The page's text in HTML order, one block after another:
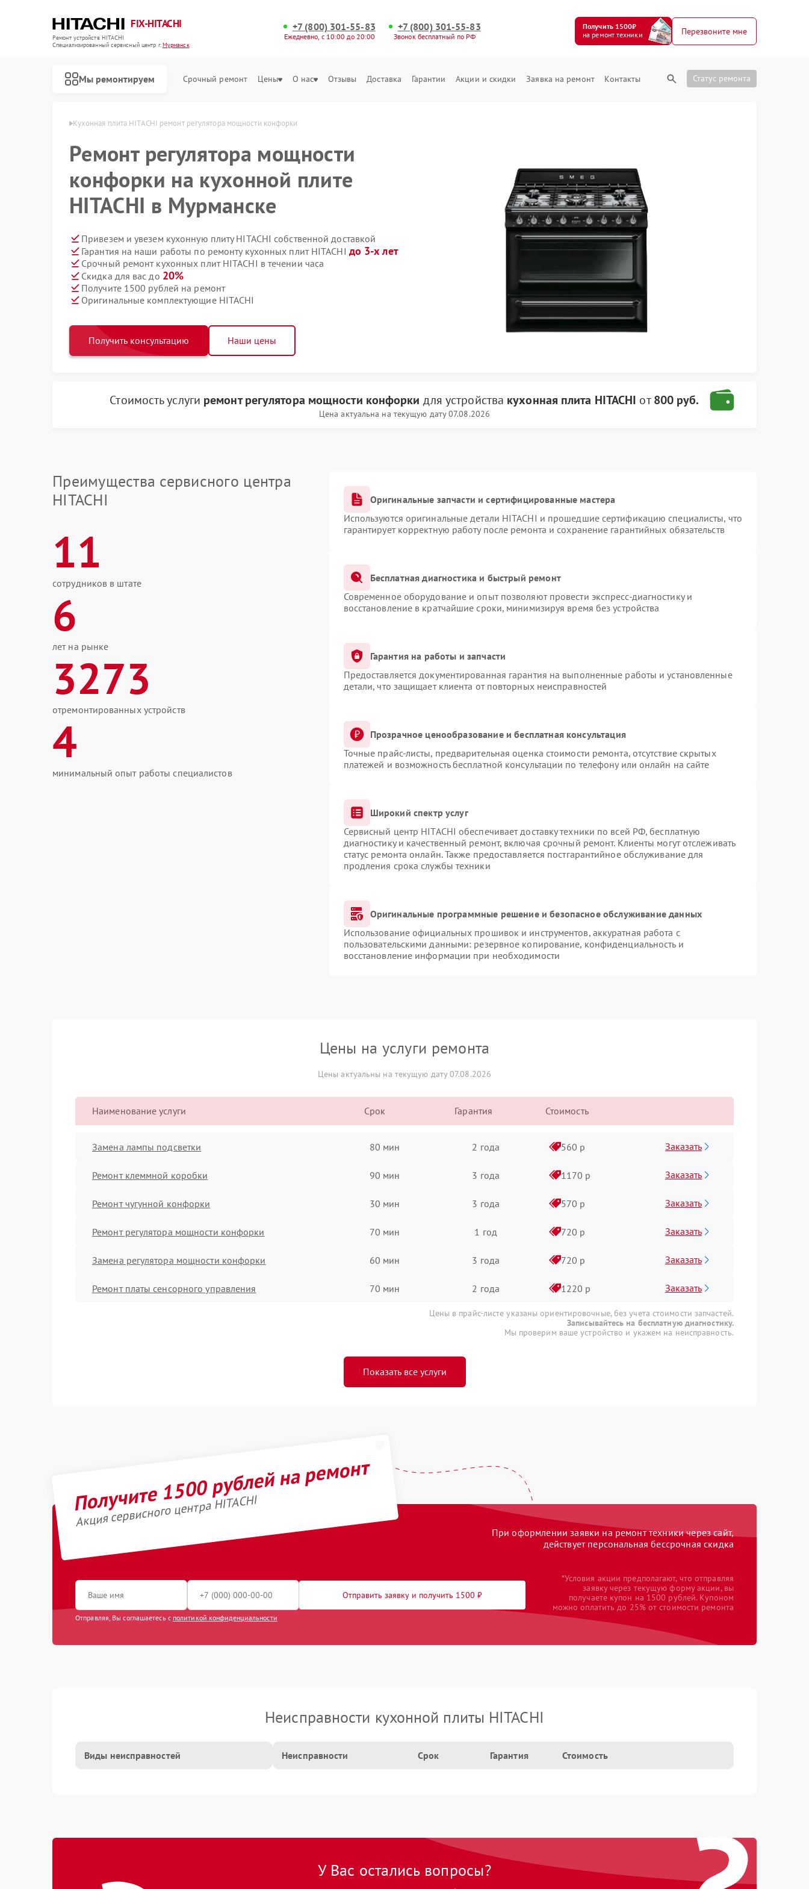
FIX-HITACHI
Ремонт устройств HITACHI
Специализированный cервисный центр г.Мурманск
+7 (800) 301-55-83
Ежедневно, с 10:00 до 20:00
+7 (800) 301-55-83
Звонок бесплатный по РФ
Получить 1500₽
на ремонт техники
Перезвоните мне
Мы ремонтируем Срочный ремонт Цены О нас Отзывы Доставка Гарантии Акции и скидки Заявка на ремонт Контакты Статус ремонта
Кухонная плита HITACHI ремонт регулятора мощности конфорки
Ремонт регулятора мощности
конфорки на кухонной плите
HITACHI в Мурманске
Привезем и увезем кухонную плиту HITACHI собственной доставкой
Гарантия на наши работы по ремонту кухонных плит HITACHI до 3-х лет
Срочный ремонт кухонных плит HITACHI в течении часа
Скидка для вас до 20%
Получите 1500 рублей на ремонт
Оригинальные комплектующие HITACHI
Получить консультацию Наши цены
Стоимость услуги ремонт регулятора мощности конфорки для устройства кухонная плита HITACHI от800 руб.
Цена актуальна на текущую дату 07.08.2026
Преимущества сервисного центра
HITACHI
11
сотрудников в штате
6
лет на рынке
3273
отремонтированных устройств
4
минимальный опыт работы специалистов
Оригинальные запчасти и сертифицированные мастера
Используются оригинальные детали HITACHI и прошедшие сертификацию специалисты, что
гарантирует корректную работу после ремонта и сохранение гарантийных обязательств
Бесплатная диагностика и быстрый ремонт
Современное оборудование и опыт позволяют провести экспресс-диагностику и
восстановление в кратчайшие сроки, минимизируя время без устройства
Гарантия на работы и запчасти
Предоставляется документированная гарантия на выполненные работы и установленные
детали, что защищает клиента от повторных неисправностей
Прозрачное ценообразование и бесплатная консультация
Точные прайс-листы, предварительная оценка стоимости ремонта, отсутствие скрытых
платежей и возможность бесплатной консультации по телефону или онлайн на сайте
Широкий спектр услуг
Сервисный центр HITACHI обеспечивает доставку техники по всей РФ, бесплатную
диагностику и качественный ремонт, включая срочный ремонт. Клиенты могут отслеживать
статус ремонта онлайн. Также предоставляется постгарантийное обслуживание для
продления срока службы техники
Оригинальные программные решение и безопасное обслуживание данных
Использование официальных прошивок и инструментов, аккуратная работа с
пользовательскими данными: резервное копирование, конфиденциальность и
восстановление информации при необходимости
Цены на услуги ремонта
Цены актуальны на текущую дату 07.08.2026
Наименование услуги Срок Гарантия Стоимость
Замена лампы подсветки 80 мин 2 года 560 р Заказать
Ремонт клеммной коробки 90 мин 3 года 1170 р Заказать
Ремонт чугунной конфорки 30 мин 3 года 570 р Заказать
Ремонт регулятора мощности конфорки 70 мин 1 год 720 р Заказать
Замена регулятора мощности конфорки 60 мин 3 года 720 р Заказать
Ремонт платы сенсорного управления 70 мин 2 года 1220 р Заказать
Цены в прайс-листе указаны ориентировочные, без учета стоимости запчастей.
Записывайтесь на бесплатную диагностику.
Мы проверим ваше устройство и укажем на неисправность.
Показать все услуги
Получите 1500 рублей на ремонт
Акция сервисного центра HITACHI
При оформлении заявки на ремонт техники через сайт,
действует персональная бессрочная скидка
Отправить заявку и получить 1500 ₽
Отправляя, Вы соглашаетесь с политикой конфиденциальности
*Условия акции предполагают, что отправляя
заявку через текущую форму акции, вы
получаете купон на 1500 рублей. Купоном
можно оплатить до 25% от стоимости ремонта
Неисправности кухонной плиты HITACHI
Виды неисправностей Неисправности Срок Гарантия Стоимость
У Вас остались вопросы?